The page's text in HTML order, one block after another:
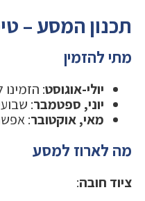
תכנון המסע –
מתי להזמין
יולי-אוגוסט:
יוני, ספטמבר:
מאי, אוקטובר:
מה לארוז למסע
ציוד חובה: